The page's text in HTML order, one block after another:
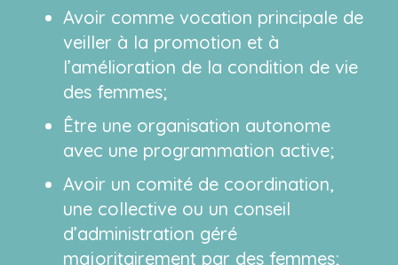
Avoir comme vocation principale de
veiller à la promotion et à
l’amélioration de la condition de vie
des femmes;
Être une organisation autonome
avec une programmation active;
Avoir un comité de coordination,
une collective ou un conseil
d’administration géré
majoritairement par des femmes;